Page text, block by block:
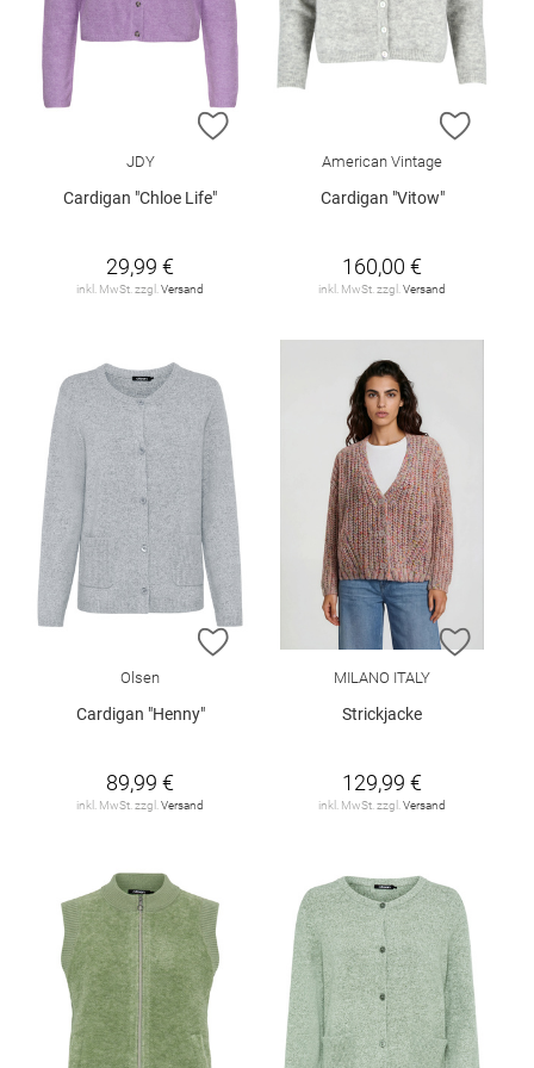
ZUR WUNSCHLISTE HINZUFÜGEN
JDY
Cardigan "Chloe Life"
29,99 €
inkl. MwSt. zzgl. Versand
ZUR
American Vintage
Cardigan "Vitow"
160,00 €
inkl. MwSt. zzgl. Versand
ZUR WUNSCHLISTE HINZUFÜGEN
Olsen
Cardigan "Henny"
89,99 €
inkl. MwSt. zzgl. Versand
ZUR
MILANO ITALY
Strickjacke
129,99 €
inkl. MwSt. zzgl. Versand